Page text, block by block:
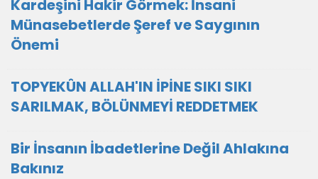
Kardeşini Hakir Görmek: İnsani
Münasebetlerde Şeref ve Saygının
Önemi
TOPYEKÛN ALLAH'IN İPİNE SIKI SIKI
SARILMAK, BÖLÜNMEYİ REDDETMEK
Bir İnsanın İbadetlerine Değil Ahlakına
Bakınız